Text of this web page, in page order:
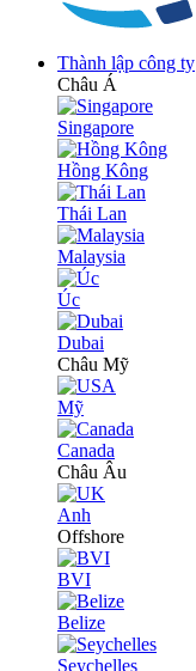
Thành lập công ty
Châu Á
Singapore
Hồng Kông
Thái Lan
Malaysia
Úc
Dubai
Châu Mỹ
Mỹ
Canada
Châu Âu
Anh
Offshore
BVI
Belize
Seychelles